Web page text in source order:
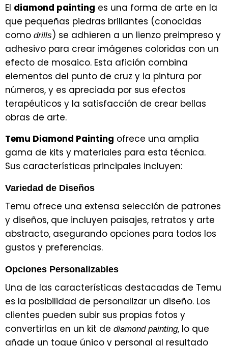
El diamond painting es una forma de arte en la
que pequeñas piedras brillantes (conocidas
como drills) se adhieren a un lienzo preimpreso y
adhesivo para crear imágenes coloridas con un
efecto de mosaico. Esta afición combina
elementos del punto de cruz y la pintura por
números, y es apreciada por sus efectos
terapéuticos y la satisfacción de crear bellas
obras de arte.
Temu Diamond Painting ofrece una amplia
gama de kits y materiales para esta técnica.
Sus características principales incluyen:
Variedad de Diseños
Temu ofrece una extensa selección de patrones
y diseños, que incluyen paisajes, retratos y arte
abstracto, asegurando opciones para todos los
gustos y preferencias.
Opciones Personalizables
Una de las características destacadas de Temu
es la posibilidad de personalizar un diseño. Los
clientes pueden subir sus propias fotos y
convertirlas en un kit de diamond painting, lo que
añade un toque único y personal al resultado